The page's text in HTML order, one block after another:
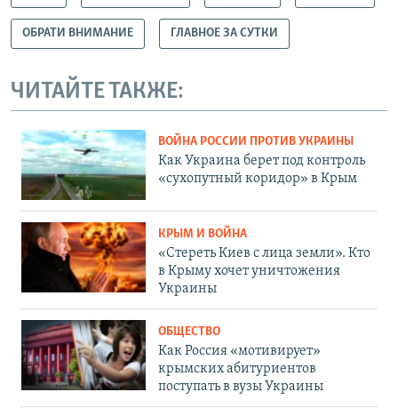
ОБРАТИ ВНИМАНИЕ ГЛАВНОЕ ЗА СУТКИ
ЧИТАЙТЕ ТАКЖЕ:
ВОЙНА РОССИИ ПРОТИВ УКРАИНЫ
Как Украина берет под контроль
«сухопутный коридор» в Крым
КРЫМ И ВОЙНА
«Стереть Киев с лица земли». Кто
в Крыму хочет уничтожения
Украины
ОБЩЕСТВО
Как Россия «мотивирует»
крымских абитуриентов
поступать в вузы Украины